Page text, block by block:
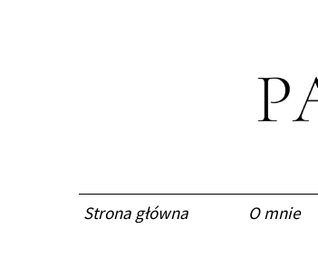
Strona główna O mnie